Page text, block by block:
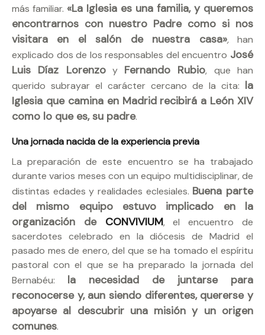
más familiar. «La Iglesia es una familia, y queremos
encontrarnos con nuestro Padre como si nos
visitara en el salón de nuestra casa»,han
explicado dos de los responsables del encuentro José
Luis Díaz Lorenzoy Fernando Rubio, que han
querido subrayar el carácter cercano de la cita: la
Iglesia que camina en Madrid recibirá a León XIV
como lo que es, su padre.
Una jornada nacida de la experiencia previa
La preparación de este encuentro se ha trabajado
durante varios meses con un equipo multidisciplinar, de
distintas edades y realidades eclesiales. Buena parte
del mismo equipo estuvo implicado en la
organización de CONVIVIUM, el encuentro de
sacerdotes celebrado en la diócesis de Madrid el
pasado mes de enero, del que se ha tomado el espíritu
pastoral con el que se ha preparado la jornada del
Bernabéu: la necesidad de juntarse para
reconocerse y, aun siendo diferentes, quererse y
apoyarse al descubrir una misión y un origen
comunes.